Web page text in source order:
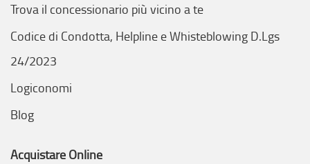
Trova il concessionario più vicino a te
Codice di Condotta, Helpline e Whisteblowing D.Lgs
24/2023
Logiconomi
Blog
Acquistare Online